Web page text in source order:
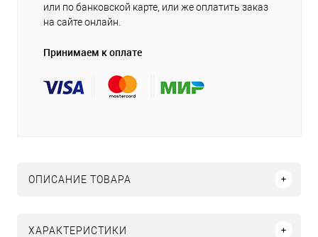
или по банковской карте, или же оплатить заказ
на сайте онлайн.
Принимаем к оплате
ОПИСАНИЕ ТОВАРА
ХАРАКТЕРИСТИКИ